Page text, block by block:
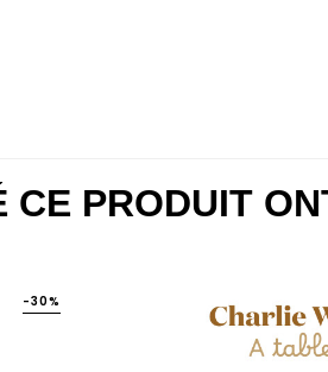
PRODUIT
-30%